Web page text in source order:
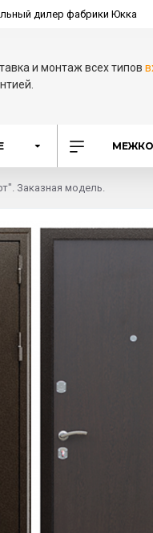
дилер фабрики Юкка
и монтаж всех типов
Заказная модель.